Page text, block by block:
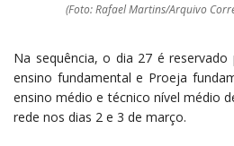
(Foto: Rafael Martins/Arquivo
Na sequência, o dia 27 é
ensino fundamental e Proeja
ensino médio e técnico nível médio
rede nos dias 2 e 3 de março.